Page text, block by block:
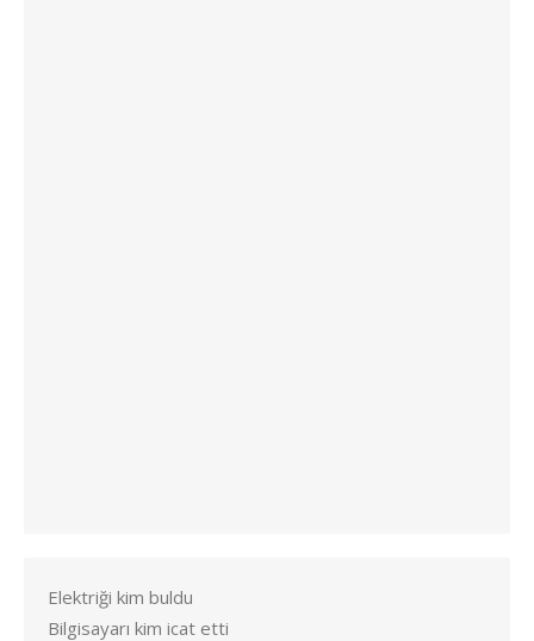
Elektriği kim buldu
Bilgisayarı kim icat etti